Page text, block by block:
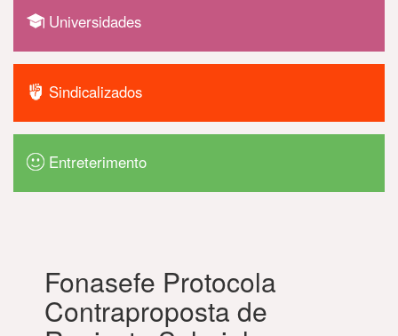
Universidades
Sindicalizados
Entreterimento
Fonasefe Protocola
Contraproposta de